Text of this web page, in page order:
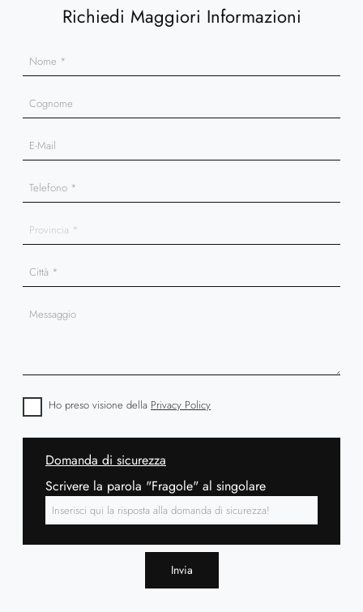
Richiedi Maggiori Informazioni
Ho preso visione della Privacy Policy
Domanda di sicurezza
Scrivere la parola "Fragole" al singolare
Invia